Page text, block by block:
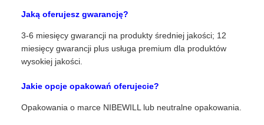
Jaką oferujesz gwarancję?
3-6 miesięcy gwarancji na produkty średniej jakości; 12
miesięcy gwarancji plus usługa premium dla produktów
wysokiej jakości.
Jakie opcje opakowań oferujecie?
Opakowania o marce NIBEWILL lub neutralne opakowania.